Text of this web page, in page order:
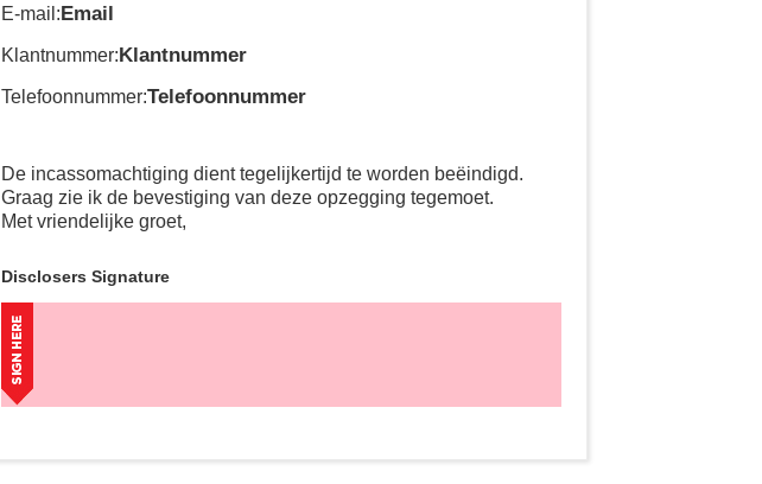
E-mail:Email
Klantnummer:Klantnummer
Telefoonnummer:Telefoonnummer
De incassomachtiging dient tegelijkertijd te worden beëindigd.
Graag zie ik de bevestiging van deze opzegging tegemoet.
Met vriendelijke groet,
Disclosers Signature